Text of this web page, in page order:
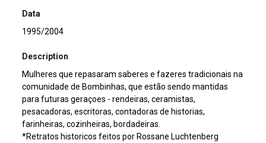
Data
1995/2004
Description
Mulheres que repasaram saberes e fazeres tradicionais na
comunidade de Bombinhas, que estão sendo mantidas
para futuras geraçoes - rendeiras, ceramistas,
pesacadoras, escritoras, contadoras de historias,
farinheiras, cozinheiras, bordadeiras.
*Retratos historicos feitos por Rossane Luchtenberg